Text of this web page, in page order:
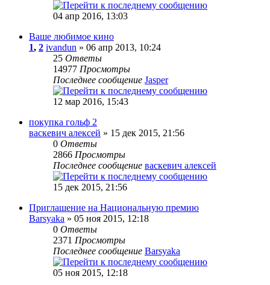
04 апр 2016, 13:03
Ваше любимое кино
1, 2 ivandun » 06 апр 2013, 10:24
25 Ответы
14977 Просмотры
Последнее сообщение Jasper
12 мар 2016, 15:43
покупка гольф 2
васкевич алексей » 15 дек 2015, 21:56
0 Ответы
2866 Просмотры
Последнее сообщение васкевич алексей
15 дек 2015, 21:56
Приглашение на Национальную премию
Barsyaka » 05 ноя 2015, 12:18
0 Ответы
2371 Просмотры
Последнее сообщение Barsyaka
05 ноя 2015, 12:18